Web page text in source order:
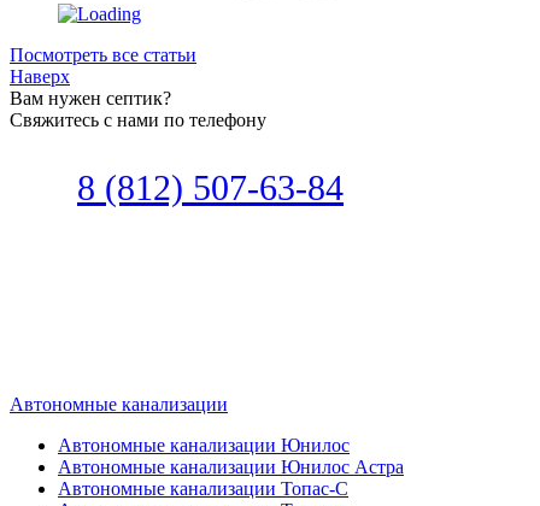
Посмотреть все статьи
Наверх
Вам нужен септик?
Свяжитесь с нами по телефону
8 (812) 507-63-84
Автономные канализации
Автономные канализации Юнилос
Автономные канализации Юнилос Астра
Автономные канализации Топас-С